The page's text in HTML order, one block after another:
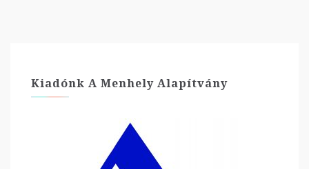
Kiadónk A Menhely Alapítvány